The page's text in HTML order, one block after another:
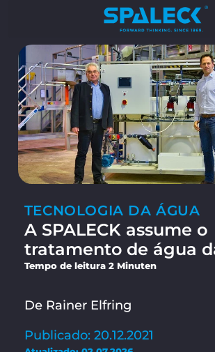
TECNOLOGIA DA ÁGUA
A SPALECK assume o
tratamento de água
Tempo de leitura 2 Minuten
De Rainer Elfring
Publicado: 20.12.2021